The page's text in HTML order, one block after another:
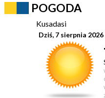
POGODA
Kusadasi
Dziś, 7 sierpnia 2026